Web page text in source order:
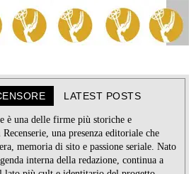
LATEST POSTS
è una delle firme più storiche e
una presenza editoriale che
memoria di sito e passione seriale. Nato
interna della redazione, continua a